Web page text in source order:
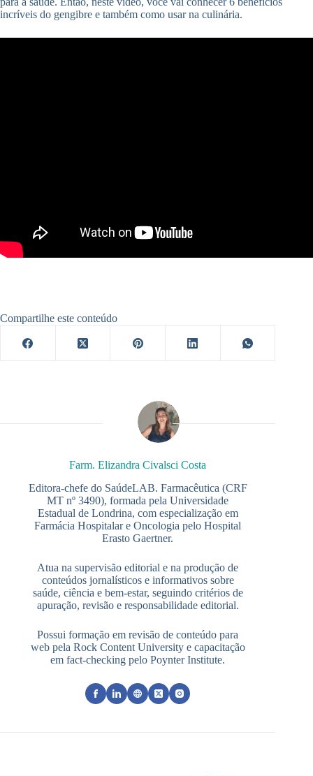
incríveis do gengibre e também como usar na culinária.
Compartilhe este conteúdo
Farm. Elizandra Civalsci Costa
Editora-chefe do SaúdeLAB. Farmacêutica (CRF
MT nº 3490), formada pela Universidade
Estadual de Londrina, com especialização em
Farmácia Hospitalar e Oncologia pelo Hospital
Erasto Gaertner.
Atua na supervisão editorial e na produção de
conteúdos jornalísticos e informativos sobre
saúde, ciência e bem-estar, seguindo critérios de
apuração, revisão e responsabilidade editorial.
Possui formação em revisão de conteúdo para
web pela Rock Content University e capacitação
em fact-checking pelo Poynter Institute.